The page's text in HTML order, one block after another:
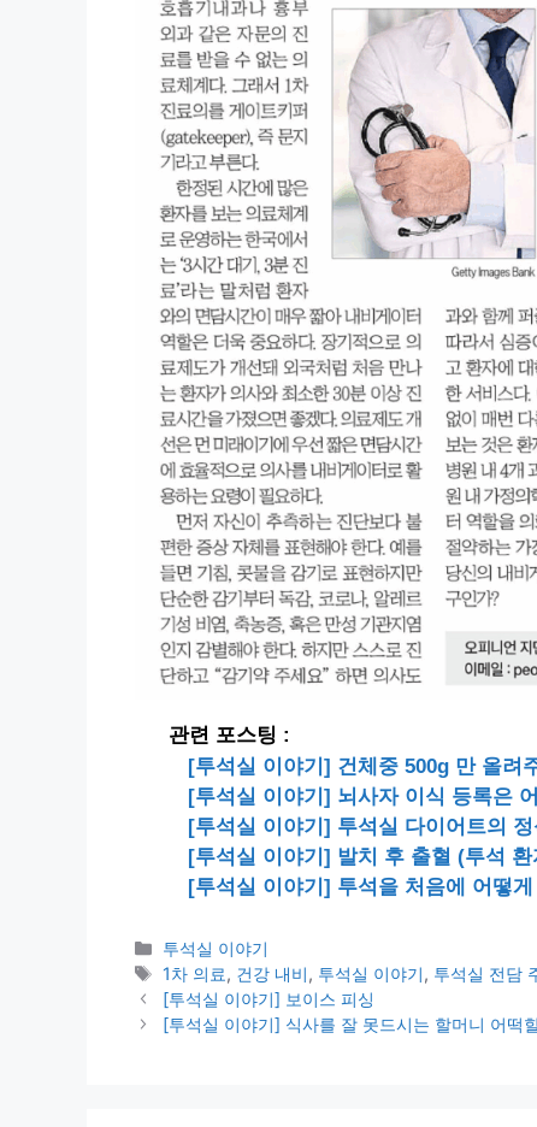
관련 포스팅 :
[투석실 이야기] 건체중 500g 만 올려
[투석실 이야기] 뇌사자 이식 등록은
[투석실 이야기] 투석실 다이어트의 정
[투석실 이야기] 발치 후 출혈 (투석
[투석실 이야기] 투석을 처음에 어떻
카
테
고
리
투석실 이야기
태
그
1차 의료, 건강 내비, 투석실 이야기, 투석실 전담
[투석실 이야기] 보이스 피싱
[투석실 이야기] 식사를 잘 못드시는 할머니 어떡